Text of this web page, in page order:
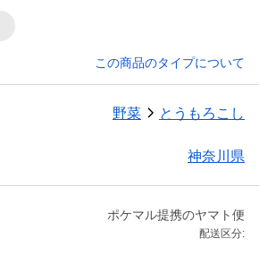
この商品のタイプについて
野菜 とうもろこし
神奈川県
ポケマル提携のヤマト便
配送区分: